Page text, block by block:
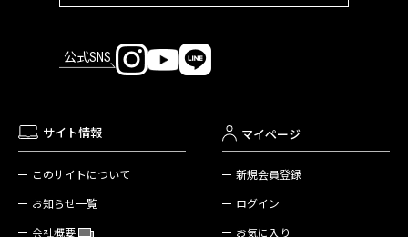
公式SNS
サイト情報
このサイトについて
お知らせ一覧
会社概要
マイページ
新規会員登録
ログイン
お気に入り